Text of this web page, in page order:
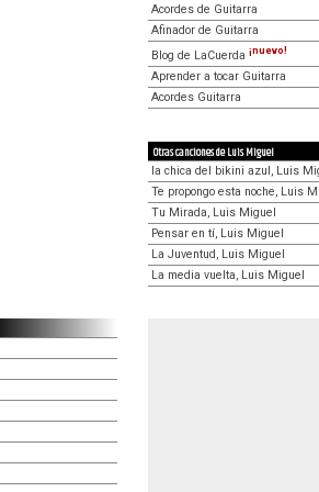
Acordes de Guitarra
Afinador de Guitarra
Blog de LaCuerda ¡nuevo!
Aprender a tocar Guitarra
Acordes Guitarra
Otras canciones de Luis Miguel
la chica del bikini azul, Luis
Te propongo esta noche, Luis
Tu Mirada, Luis Miguel
Pensar en tí, Luis Miguel
La Juventud, Luis Miguel
La media vuelta, Luis Miguel